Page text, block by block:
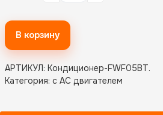
В корзину
АРТИКУЛ: Кондиционер-FWF05BT.
Категория: с AC двигателем